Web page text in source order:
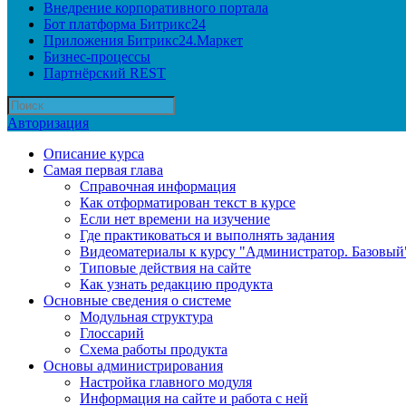
Внедрение корпоративного портала
Бот платформа Битрикс24
Приложения Битрикс24.Маркет
Бизнес-процессы
Партнёрский REST
Авторизация
Описание курса
Самая первая глава
Справочная информация
Как отформатирован текст в курсе
Если нет времени на изучение
Где практиковаться и выполнять задания
Видеоматериалы к курсу "Администратор.
Типовые действия на сайте
Как узнать редакцию продукта
Основные сведения о системе
Модульная структура
Глоссарий
Схема работы продукта
Основы администрирования
Настройка главного модуля
Информация на сайте и работа с ней